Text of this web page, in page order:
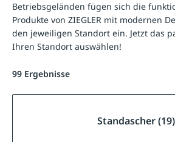
Betriebsgeländen fügen sich die
Produkte von ZIEGLER mit modernen
den jeweiligen Standort ein. Jetzt das
Ihren Standort auswählen!
99 Ergebnisse
Standascher (19)